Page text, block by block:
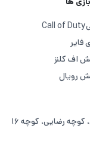
Call of Duty
فایر
اف کلنز
رویال
تهران، بلوار فردوس غرب، سازمان برنامه جنوبی، کوچه رضایی، کوچه ۱۶